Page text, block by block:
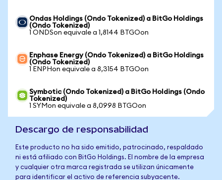
Ondas Holdings (Ondo Tokenized) a BitGo Holdings
(Ondo Tokenized)
1 ONDSon equivale a 1,8144 BTGOon
Enphase Energy (Ondo Tokenized) a BitGo Holdings
(Ondo Tokenized)
1 ENPHon equivale a 8,3154 BTGOon
Symbotic (Ondo Tokenized) a BitGo Holdings (Ondo
Tokenized)
1 SYMon equivale a 8,0998 BTGOon
Descargo de responsabilidad
Este producto no ha sido emitido, patrocinado, respaldado
ni está afiliado con BitGo Holdings. El nombre de la empresa
y cualquier otra marca registrada se utilizan únicamente
para identificar el activo de referencia subyacente.